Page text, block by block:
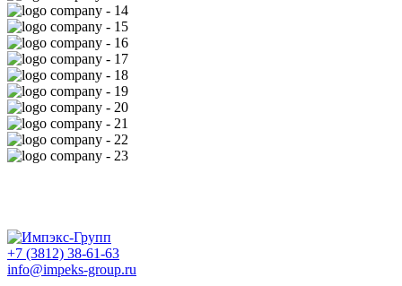
+7 (3812) 38-61-63
info@impeks-group.ru